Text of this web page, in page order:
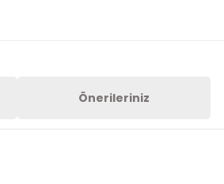
Önerileriniz